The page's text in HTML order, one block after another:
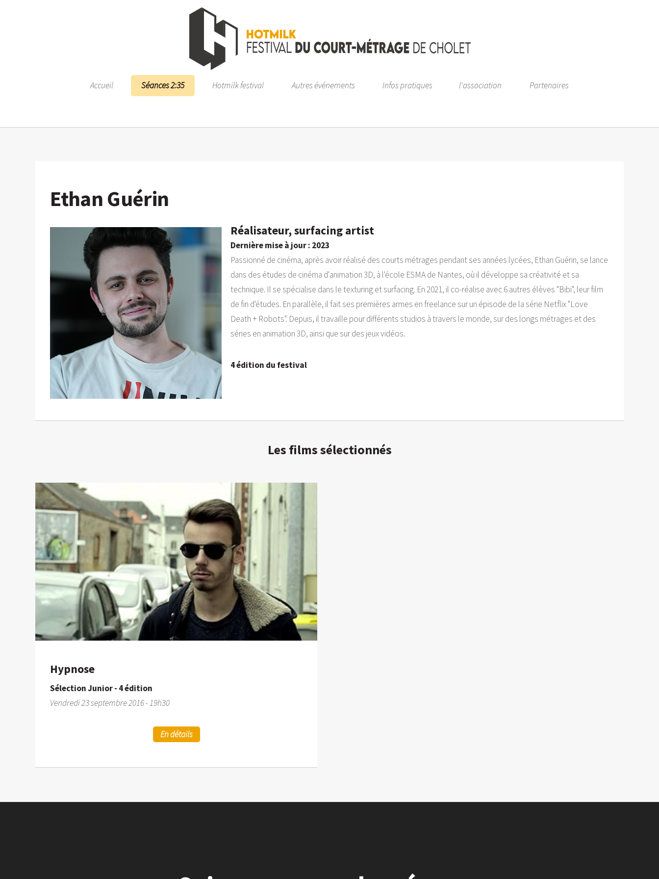
Accueil Séances 2:35 Hotmilk festival Autres événements Infos pratiques l'association Partenaires
Ethan Guérin
Réalisateur, surfacing artist
Dernière mise à jour : 2023
Passionné de cinéma, après avoir réalisé des courts métrages pendant ses années lycées, Ethan Guérin, se lance
dans des études de cinéma d'animation 3D, à l'école ESMA de Nantes, où il développe sa créativité et sa
technique. Il se spécialise dans le texturing et surfacing. En 2021, il co-réalise avec 6 autres élèves "Bibi", leur film
de fin d'études. En parallèle, il fait ses premières armes en freelance sur un épisode de la série Netflix "Love
Death + Robots". Depuis, il travaille pour différents studios à travers le monde, sur des longs métrages et des
séries en animation 3D, ainsi que sur des jeux vidéos.
4 édition du festival
Les films sélectionnés
Hypnose
Sélection Junior - 4 édition
Vendredi 23 septembre 2016 - 19h30
En détails